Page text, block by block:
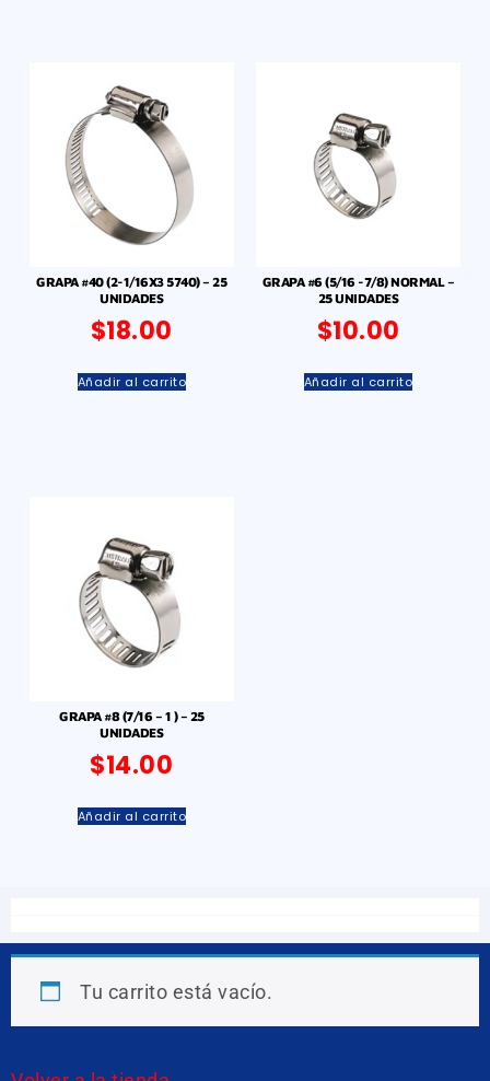
GRAPA #40 (2-1/16X3 5740) – 25
UNIDADES
$18.00
Añadir al carrito
GRAPA #6 (5/16 -7/8) NORMAL –
25 UNIDADES
$10.00
Añadir al carrito
GRAPA #8 (7/16 – 1 ) – 25
UNIDADES
$14.00
Añadir al carrito
Tu carrito está vacío.